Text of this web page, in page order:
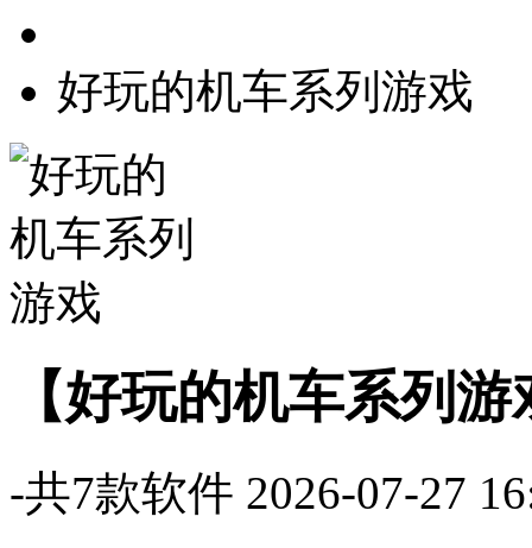
好玩的机车系列游戏
【好玩的机车系列游
-共7款软件 2026-07-27